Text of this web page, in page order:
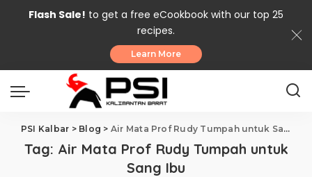
Flash Sale! to get a free eCookbook with our top 25
recipes.
Learn More
PSI Kalbar > Blog > Air Mata Prof Rudy Tumpah untuk Sang Ibu
Tag: Air Mata Prof Rudy Tumpah untuk
Sang Ibu